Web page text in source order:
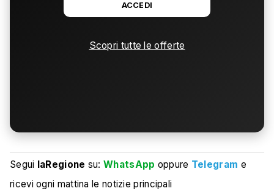
ACCEDI
Scopri tutte le offerte
Segui laRegione su:WhatsApp oppure Telegram e
ricevi ogni mattina le notizie principali